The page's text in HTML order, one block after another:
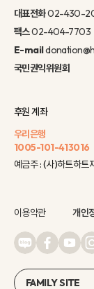
대표전화02-430-
팩스02-404-7703
E-mail
국민권익위원회
후원 계좌
우리은행
1005-101-413016
예금주 : (사)하트하트
이용약관 개인
FAMILY SITE